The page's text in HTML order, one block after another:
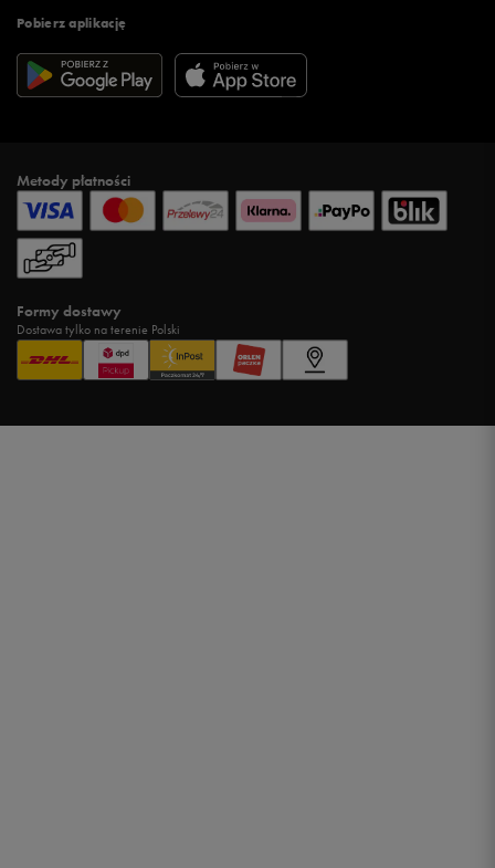
Pobierz aplikację
Metody płatności
Formy dostawy
Dostawa tylko na terenie Polski